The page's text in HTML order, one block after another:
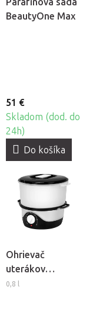
BeautyOne Max
51 €
Skladom (dod. do
24h)
Do košíka
Ohrievač
uterákov
Elegante E20
0,8 l